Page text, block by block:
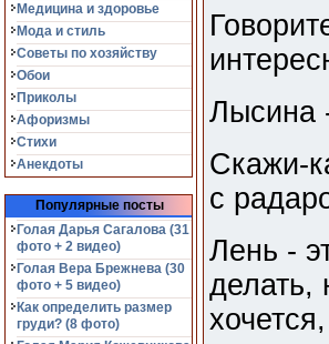
Медицина и здоровье
Мода и стиль
Советы по хозяйству
Обои
Приколы
Афоризмы
Стихи
Анекдоты
Популярные посты
Голая Дарья Сагалова (31
фото + 2 видео)
Голая Вера Брежнева (30
фото + 5 видео)
Как определить размер
груди? (8 фото)
Лысина
Скажи-
с
Лень -
делать,